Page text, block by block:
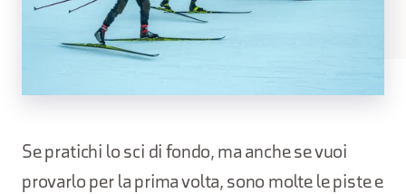
Se pratichi lo sci di fondo, ma anche se vuoi
provarlo per la prima volta, sono molte le piste e